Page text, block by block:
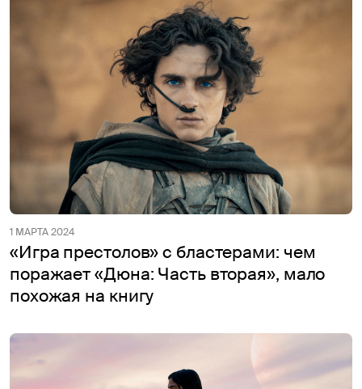
1 МАРТА 2024
«Игра престолов» с бластерами: чем
поражает «Дюна: Часть вторая», мало
похожая на книгу